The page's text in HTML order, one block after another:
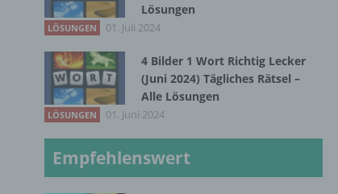
Lösungen
LÖSUNGEN 01. Juli 2024
4 Bilder 1 Wort Richtig Lecker
(Juni 2024) Tägliches Rätsel –
Alle Lösungen
LÖSUNGEN 01. Juni 2024
Empfehlenswert